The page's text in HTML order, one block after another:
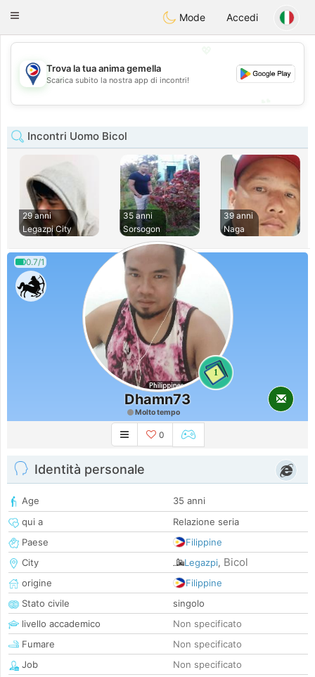
PhilippinesChat
Toggle
Mode Accedi
💖
💕
Trova la tua anima gemella
Scarica subito la nostra app di incontri!
Incontri Uomo Bicol
29 anni
Legazpi City
35 anni
Sorsogon
39 anni
Naga
0.7/1
1
Dhamn73
Molto tempo
0
Identità personale
Age
35 anni
qui a
Relazione seria
Paese
Filippine
City
Legazpi, Bicol
origine
Filippine
Stato civile
singolo
livello accademico
Non specificato
Fumare
Non specificato
Job
Non specificato